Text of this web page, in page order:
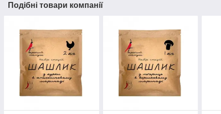
Подібні товари компанії